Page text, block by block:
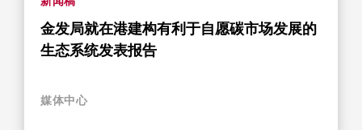
金发局就在港建构有利于自愿碳市场发展的
生态系统发表报告
媒体中心